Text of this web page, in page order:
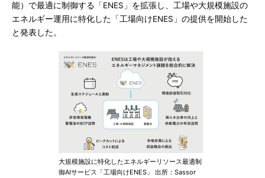
能）で最適に制御する「ENES」を拡張し、工場や大規模施設の
エネルギー運用に特化した「工場向けENES」の提供を開始した
と発表した。
大規模施設に特化したエネルギーリソース最適制
御AIサービス「工場向けENES」 出所：Sassor